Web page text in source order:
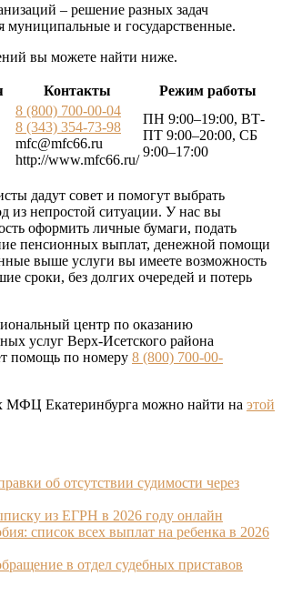
– решение разных задач
муниципальные и государственные.
вы можете найти ниже.
Контакты Режим работы
8 (800) 700-00-04
8 (343) 354-73-98
mfc@mfc66.ru
http://www.mfc66.ru/
ПН 9:00–19:00, ВТ-
ПТ 9:00–20:00, СБ
9:00–17:00
дадут совет и помогут выбрать
из непростой ситуации. У нас вы
оформить личные бумаги, подать
пенсионных выплат, денежной помощи
выше услуги вы имеетe возможность
сроки, без долгих очередей и потерь
центр по оказанию
услуг Верх-Исетского района
помощь по номеру 8 (800) 700-00-
МФЦ Екатеринбурга можно найти на этой
об отсутствии судимости через
из ЕГРН в 2026 году онлайн
список всех выплат на ребенка в 2026
в отдел судебных приставов